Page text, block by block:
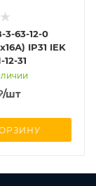
63-12-0
IP31 IEK
12-31
/шт